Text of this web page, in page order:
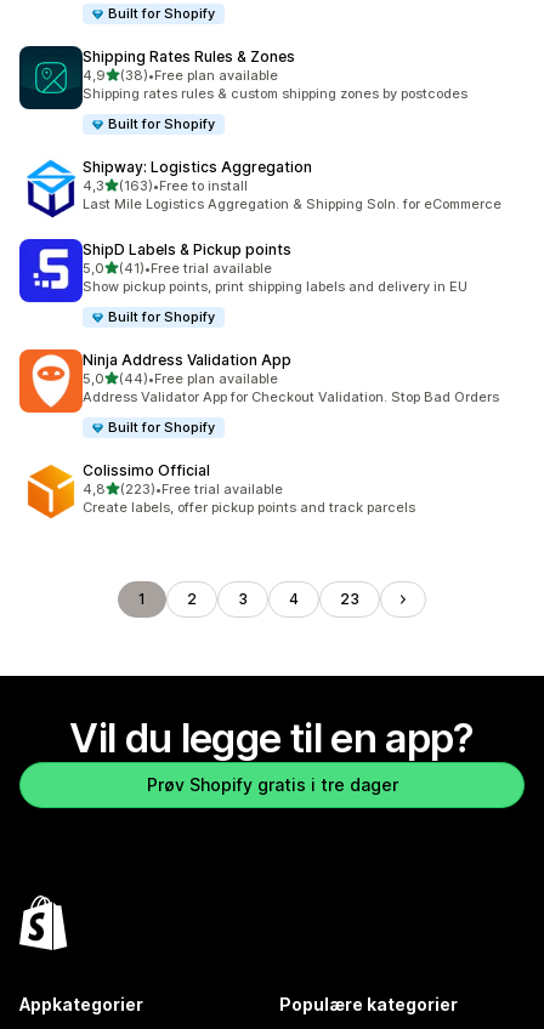
Built for Shopify
Shipping Rates Rules & Zones
4,9av 5 stjerner
(38)
Totalt 38 omtaler
•Free plan available
Shipping rates rules & custom shipping zones by postcodes
Built for Shopify
Shipway: Logistics Aggregation
4,3av 5 stjerner
(163)
Totalt 163 omtaler
•Free to install
Last Mile Logistics Aggregation & Shipping Soln. for eCommerce
ShipD Labels & Pickup points
5,0av 5 stjerner
(41)
Totalt 41 omtaler
•Free trial available
Show pickup points, print shipping labels and delivery in EU
Built for Shopify
Ninja Address Validation App
5,0av 5 stjerner
(44)
Totalt 44 omtaler
•Free plan available
Address Validator App for Checkout Validation. Stop Bad Orders
Built for Shopify
Colissimo Official
4,8av 5 stjerner
(223)
Totalt 223 omtaler
•Free trial available
Create labels, offer pickup points and track parcels
1 2 3 4 23
Vil du legge til en app?
Prøv Shopify gratis i tre dager
Appkategorier Populære kategorier